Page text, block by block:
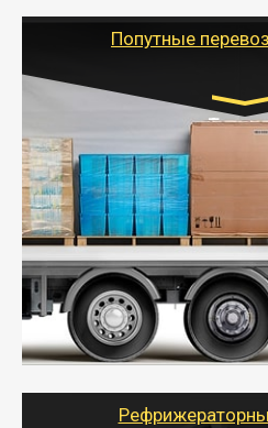
Попутные
Газель (1,5 и 3 тонны),
10
от 5000 руб.
- Экономный способ
другой город - догрузом
грузоперевозки для
дешевле.
- Тайгер Логистик
крупногабаритных и
для погрузочно-